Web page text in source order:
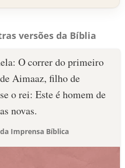
versões da Bíblia
O correr do primeiro
Aimaaz, filho de
o rei: Este é homem de
novas.
Imprensa Bíblica